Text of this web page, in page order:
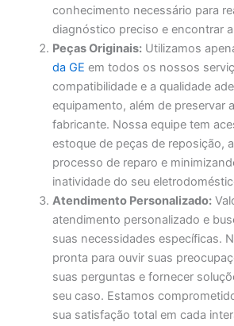
conhecimento necessário para
diagnóstico preciso e encontrar
Peças Originais: Utilizamos
da GE em todos os nossos
compatibilidade e a qualidade
equipamento, além de preservar
fabricante. Nossa equipe tem
estoque de peças de reposição,
processo de reparo e
inatividade do seu
Atendimento Personalizado:
atendimento personalizado e
suas necessidades específicas.
pronta para ouvir suas
suas perguntas e fornecer
seu caso. Estamos
sua satisfação total em cada